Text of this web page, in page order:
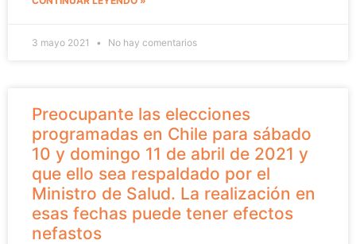
3 mayo 2021 No hay comentarios
Preocupante las elecciones
programadas en Chile para sábado
10 y domingo 11 de abril de 2021 y
que ello sea respaldado por el
Ministro de Salud. La realización en
esas fechas puede tener efectos
nefastos